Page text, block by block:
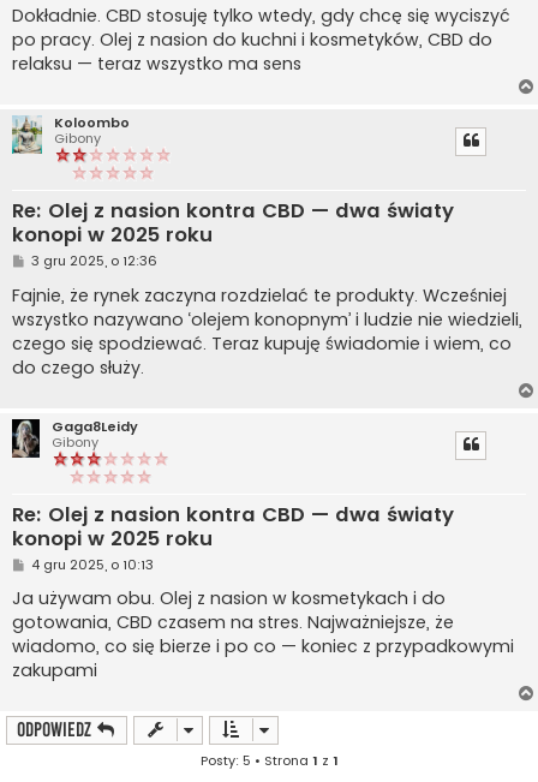
s
t
Dokładnie. CBD stosuję tylko wtedy, gdy chcę się wyciszyć
po pracy. Olej z nasion do kuchni i kosmetyków, CBD do
relaksu — teraz wszystko ma sens
Koloombo
Gibony
Re: Olej z nasion kontra CBD — dwa światy
konopi w 2025 roku
P
s
t
3 gru 2025, o 12:36
Fajnie, że rynek zaczyna rozdzielać te produkty. Wcześniej
wszystko nazywano ‘olejem konopnym’ i ludzie nie wiedzieli,
czego się spodziewać. Teraz kupuję świadomie i wiem, co
do czego służy.
Gaga8Leidy
Gibony
Re: Olej z nasion kontra CBD — dwa światy
konopi w 2025 roku
P
s
t
4 gru 2025, o 10:13
Ja używam obu. Olej z nasion w kosmetykach i do
gotowania, CBD czasem na stres. Najważniejsze, że
wiadomo, co się bierze i po co — koniec z przypadkowymi
zakupami
ODPOWIEDZ
Posty: 5 • Strona 1 z 1